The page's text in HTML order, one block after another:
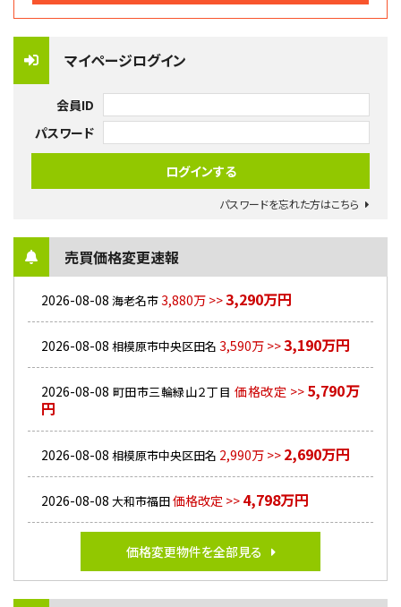
マイページログイン
会員ID
パスワード
パスワードを忘れた方はこちら
売買価格変更速報
2026-08-08 海老名市3,880万 >>3,290万円
2026-08-08 相模原市中央区田名 3,590万 >>3,190万円
2026-08-08 町田市三輪緑山２丁目 価格改定 >> 5,790万
円
2026-08-08 相模原市中央区田名 2,990万 >> 2,690万円
2026-08-08 大和市福田価格改定 >> 4,798万円
価格変更物件を全部見る